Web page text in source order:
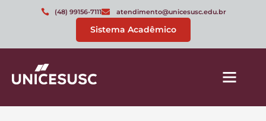
(48) 99156-7111 atendimento@unicesusc.edu.br
Sistema Acadêmico